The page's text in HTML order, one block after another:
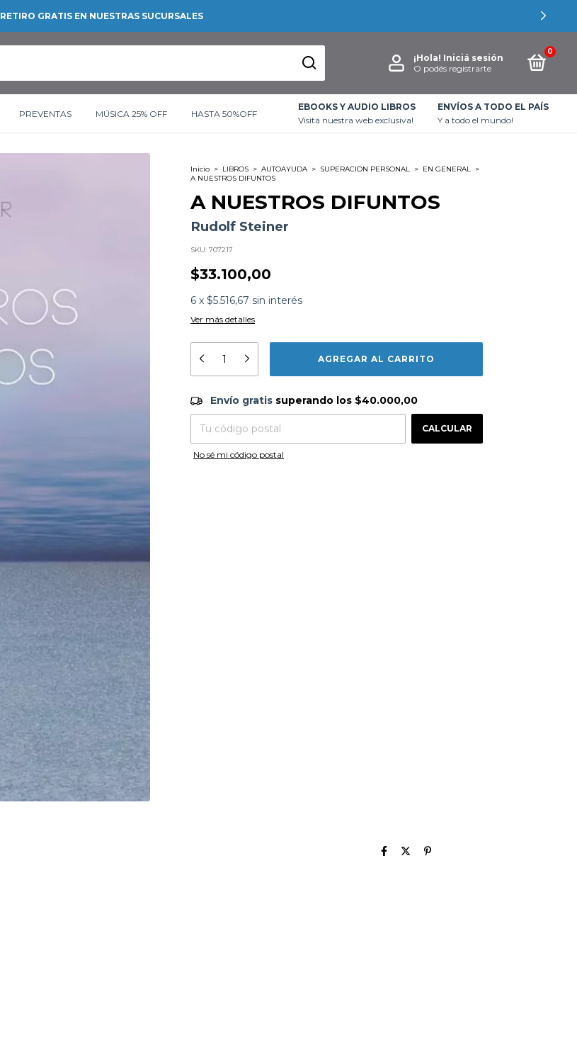
RETIRO GRATIS EN NUESTRAS SUCURSALES
¡Hola! Iniciá sesión
O podés registrarte
0
PREVENTAS MÚSICA 25% OFF HASTA 50%OFF
EBOOKS Y AUDIO LIBROS
Visitá nuestra web exclusiva!
ENVÍOS A TODO EL PAÍS
Y a todo el mundo!
Inicio > LIBROS > AUTOAYUDA > SUPERACION PERSONAL > EN GENERAL >
A NUESTROS DIFUNTOS
A NUESTROS DIFUNTOS
Rudolf Steiner
SKU: 707217
$33.100,00
6 x $5.516,67 sin interés
Ver más detalles
Envío gratis $40.000,00
Entregas para el CP: CAMBIAR CP
Envío gratis superando los $40.000,00
CALCULAR
No sé mi código postal